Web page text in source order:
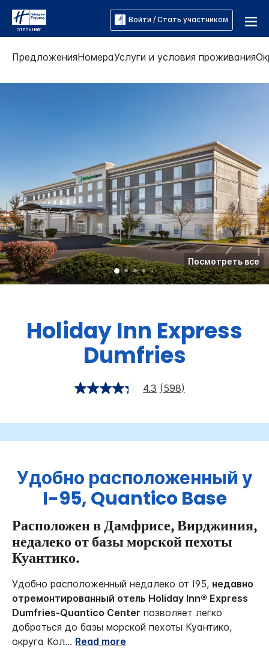
Войти / Стать участником
ПредложенияНомераУслуги и условия проживания
Посмотреть все
Holiday Inn Express
Dumfries
4.3 (598)
Удобно расположенный у
I-95, Quantico Base
Расположен в Дамфрисе, Вирджиния,
недалеко от базы морской пехоты
Куантико.
Удобно расположенный недалеко от I95, недавно
отремонтированный отель Holiday Inn® Express
Dumfries-Quantico Center позволяет легко
добраться до базы морской пехоты Куантико,
округа Кол... Read more